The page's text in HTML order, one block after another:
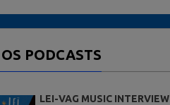
PODCASTS
LEI-VAG MUSIC INTERVIEW